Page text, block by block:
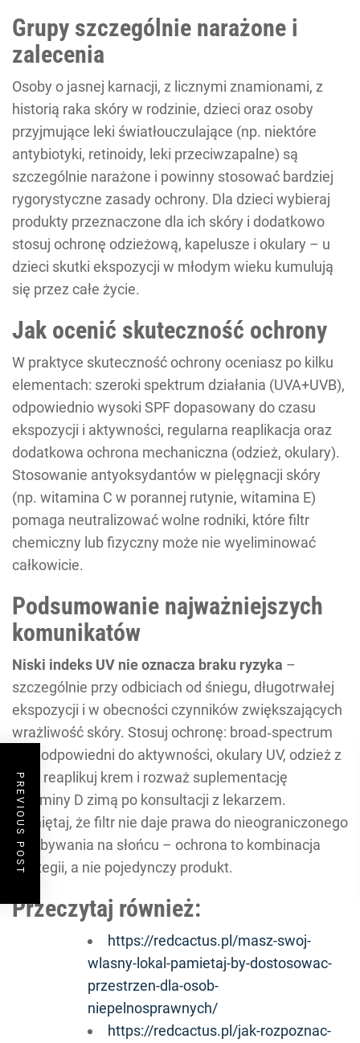
Grupy szczególnie narażone i
zalecenia
Osoby o jasnej karnacji, z licznymi znamionami, z
historią raka skóry w rodzinie, dzieci oraz osoby
przyjmujące leki światłouczulające (np. niektóre
antybiotyki, retinoidy, leki przeciwzapalne) są
szczególnie narażone i powinny stosować bardziej
rygorystyczne zasady ochrony. Dla dzieci wybieraj
produkty przeznaczone dla ich skóry i dodatkowo
stosuj ochronę odzieżową, kapelusze i okulary – u
dzieci skutki ekspozycji w młodym wieku kumulują
się przez całe życie.
Jak ocenić skuteczność ochrony
W praktyce skuteczność ochrony oceniasz po kilku
elementach: szeroki spektrum działania (UVA+UVB),
odpowiednio wysoki SPF dopasowany do czasu
ekspozycji i aktywności, regularna reaplikacja oraz
dodatkowa ochrona mechaniczna (odzież, okulary).
Stosowanie antyoksydantów w pielęgnacji skóry
(np. witamina C w porannej rutynie, witamina E)
pomaga neutralizować wolne rodniki, które filtr
chemiczny lub fizyczny może nie wyeliminować
całkowicie.
Podsumowanie najważniejszych
komunikatów
Niski indeks UV nie oznacza braku ryzyka –
szczególnie przy odbiciach od śniegu, długotrwałej
ekspozycji i w obecności czynników zwiększających
wrażliwość skóry. Stosuj ochronę: broad‑spectrum
SPF odpowiedni do aktywności, okulary UV, odzież z
UPF, reaplikuj krem i rozważ suplementację
witaminy D zimą po konsultacji z lekarzem.
Pamiętaj, że filtr nie daje prawa do nieograniczonego
przebywania na słońcu – ochrona to kombinacja
strategii, a nie pojedynczy produkt.
Przeczytaj również:
https://redcactus.pl/masz-swoj-
wlasny-lokal-pamietaj-by-dostosowac-
przestrzen-dla-osob-
niepelnosprawnych/
https://redcactus.pl/jak-rozpoznac-
PREVIOUS POST